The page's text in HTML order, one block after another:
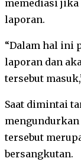
memediasi jika
laporan.
“Dalam hal ini
laporan dan
tersebut
Saat dimintai
tersebut
bersangkutan.